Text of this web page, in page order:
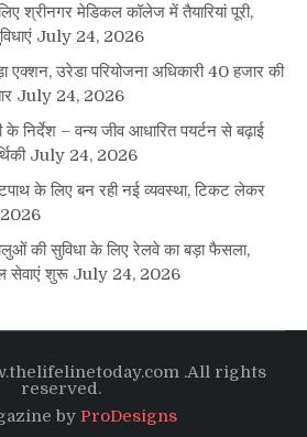
श्रीनगर मेडिकल कॉलेज में तैयारियां पूरी,
July 24, 2026
एक्शन, उरेडा परियोजना अधिकारी 40 हजार की
July 24, 2026
के निर्देश – वन्य जीव आधारित पयर्टन से बढ़ाई
July 24, 2026
के लिए बन रही नई व्यवस्था, टिकट लेकर
की सुविधा के लिए रेलवे का बड़ा फैसला,
सेवाएं शुरू July 24, 2026
.All rights
reserved.
by ProDesigns